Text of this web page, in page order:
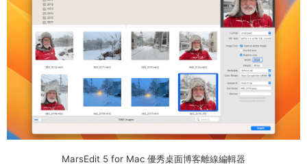
MarsEdit 5 for Mac 優秀桌面博客離線編輯器